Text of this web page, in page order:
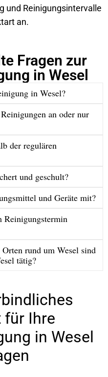
und Reinigungsintervalle
an.
Fragen zur
in Wesel
in Wesel?
an oder nur
der regulären
und geschult?
und Geräte mit?
Reinigungstermin
rund um Wesel sind
tätig?
für Ihre
in Wesel